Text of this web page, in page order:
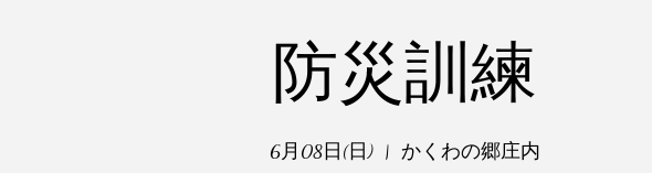
防災訓練
6月08日(日)
  |
かくわの郷庄内